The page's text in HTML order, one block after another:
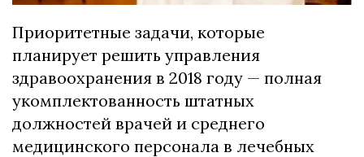
Приоритетные задачи, которые
планирует решить управления
здравоохранения в 2018 году — полная
укомплектованность штатных
должностей врачей и среднего
медицинского персонала в лечебных